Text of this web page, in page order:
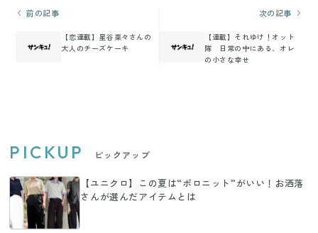
前の記事
【恋連載】星谷菜々さんの
大人のチーズケーキ
次の記事
【連載】それゆけ！オット
隊 日常の中にある、オレ
の小さな幸せ
PICKUP ピックアップ
【ユニクロ】この夏は“ポロニット”がいい！お洒落
さんが選んだアイテムとは